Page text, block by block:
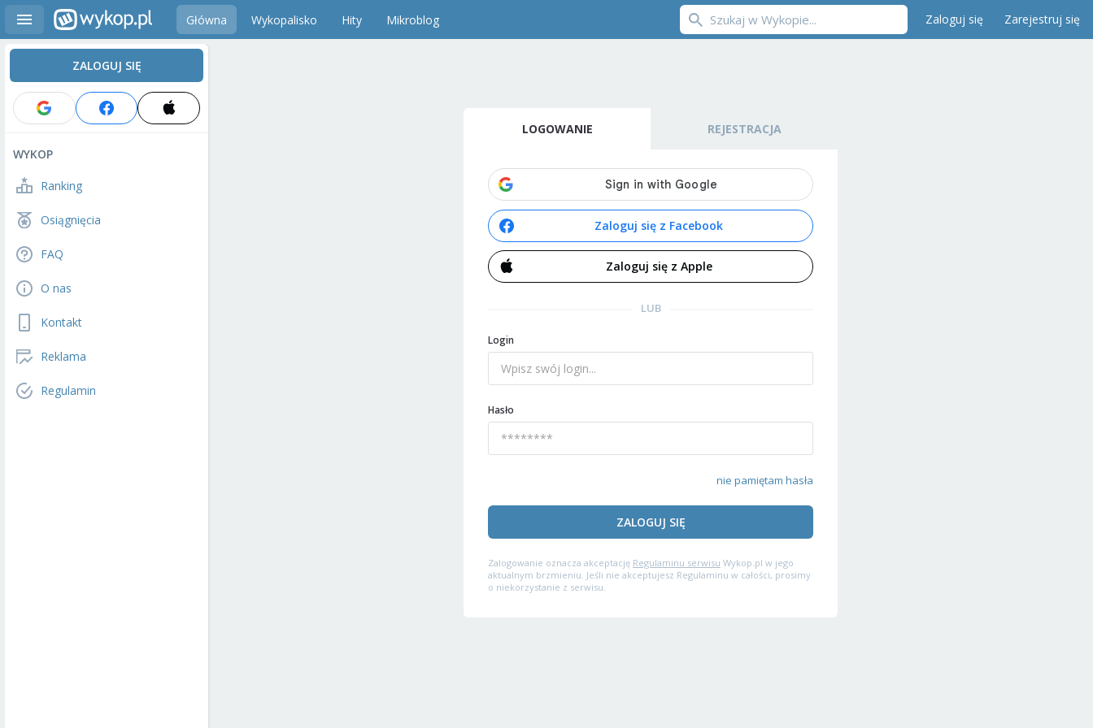
Główna Wykopalisko Hity Mikroblog Zaloguj się Zarejestruj się
ZALOGUJ SIĘ
WYKOP
Ranking
Osiągnięcia
FAQ
O nas
Kontakt
Reklama
Regulamin
LOGOWANIE REJESTRACJA
Zaloguj się z Facebook
Zaloguj się z Apple
LUB
Login
Hasło
nie pamiętam hasła
ZALOGUJ SIĘ
Zalogowanie oznacza akceptację Regulaminu serwisu Wykop.pl w jego
aktualnym brzmieniu. Jeśli nie akceptujesz Regulaminu w całości, prosimy
o niekorzystanie z serwisu.